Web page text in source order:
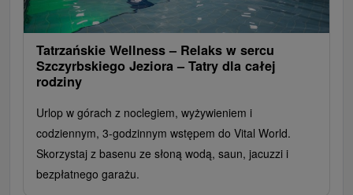
Tatrzańskie Wellness – Relaks w sercu
Szczyrbskiego Jeziora – Tatry dla całej
rodziny
Urlop w górach z noclegiem, wyżywieniem i
codziennym, 3-godzinnym wstępem do Vital World.
Skorzystaj z basenu ze słoną wodą, saun, jacuzzi i
bezpłatnego garażu.